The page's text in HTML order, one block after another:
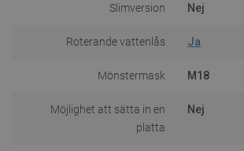
Slimversion Nej
Roterande vattenlås Ja
Mönstermask M18
Möjlighet att sätta in en
platta
Nej